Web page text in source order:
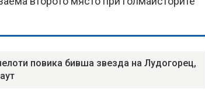
повика бивша звезда на Лудогорец,